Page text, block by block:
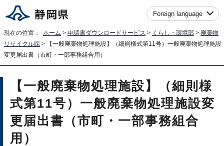
Foreign language
現在の位置： ホーム > 申請書ダウンロードサービス > くらし・環境部 > 廃棄物
リサイクル課 > 【一般廃棄物処理施設】（細則様式第11号）一般廃棄物処理施設
変更届出書（市町・一部事務組合用）
【一般廃棄物処理施設】（細則様
式第11号）一般廃棄物処理施設変
更届出書（市町・一部事務組合
用）